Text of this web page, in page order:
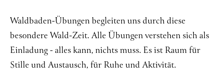
Waldbaden-Übungen begleiten uns durch diese
besondere Wald-Zeit. Alle Übungen verstehen sich als
Einladung - alles kann, nichts muss. Es ist Raum für
Stille und Austausch, für Ruhe und Aktivität.